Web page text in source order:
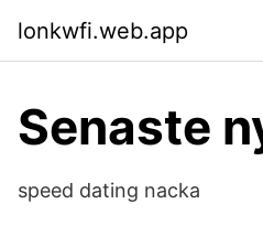
lonkwfi.web.app
Senaste
speed dating nacka